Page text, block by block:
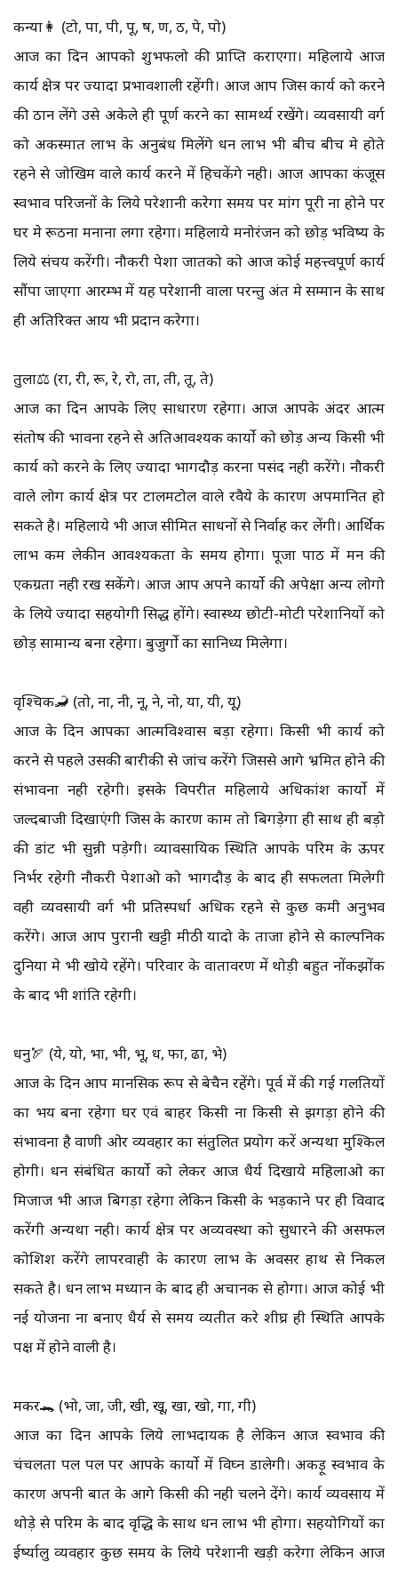
कन्या👩 (टो, पा, पी, पू, ष, ण, ठ, पे, पो)
आज का दिन आपको शुभफलो की प्राप्ति कराएगा। महिलाये आज
कार्य क्षेत्र पर ज्यादा प्रभावशाली रहेंगी। आज आप जिस कार्य को करने
की ठान लेंगे उसे अकेले ही पूर्ण करने का सामर्थ्य रखेंगे। व्यवसायी वर्ग
को अकस्मात लाभ के अनुबंध मिलेंगे धन लाभ भी बीच बीच मे होते
रहने से जोखिम वाले कार्य करने में हिचकेंगे नही। आज आपका कंजूस
स्वभाव परिजनों के लिये परेशानी करेगा समय पर मांग पूरी ना होने पर
घर मे रूठना मनाना लगा रहेगा। महिलाये मनोरंजन को छोड़ भविष्य के
लिये संचय करेंगी। नौकरी पेशा जातको को आज कोई महत्त्वपूर्ण कार्य
सौंपा जाएगा आरम्भ में यह परेशानी वाला परन्तु अंत मे सम्मान के साथ
ही अतिरिक्त आय भी प्रदान करेगा।
तुला⚖️ (रा, री, रू, रे, रो, ता, ती, तू, ते)
आज का दिन आपके लिए साधारण रहेगा। आज आपके अंदर आत्म
संतोष की भावना रहने से अतिआवश्यक कार्यो को छोड़ अन्य किसी भी
कार्य को करने के लिए ज्यादा भागदौड़ करना पसंद नही करेंगे। नौकरी
वाले लोग कार्य क्षेत्र पर टालमटोल वाले रवैये के कारण अपमानित हो
सकते है। महिलाये भी आज सीमित साधनों से निर्वाह कर लेंगी। आर्थिक
लाभ कम लेकीन आवश्यकता के समय होगा। पूजा पाठ में मन की
एकग्रता नही रख सकेंगे। आज आप अपने कार्यो की अपेक्षा अन्य लोगो
के लिये ज्यादा सहयोगी सिद्ध होंगे। स्वास्थ्य छोटी-मोटी परेशानियों को
छोड़ सामान्य बना रहेगा। बुजुर्गो का सानिध्य मिलेगा।
वृश्चिक🦂 (तो, ना, नी, नू, ने, नो, या, यी, यू)
आज के दिन आपका आत्मविश्वास बड़ा रहेगा। किसी भी कार्य को
करने से पहले उसकी बारीकी से जांच करेंगे जिससे आगे भ्रमित होने की
संभावना नही रहेगी। इसके विपरीत महिलाये अधिकांश कार्यो में
जल्दबाजी दिखाएंगी जिस के कारण काम तो बिगड़ेगा ही साथ ही बड़ो
की डांट भी सुन्नी पड़ेगी। व्यावसायिक स्थिति आपके परिश्रम के ऊपर
निर्भर रहेगी नौकरी पेशाओ को भागदौड़ के बाद ही सफलता मिलेगी
वही व्यवसायी वर्ग भी प्रतिस्पर्धा अधिक रहने से कुछ कमी अनुभव
करेंगे। आज आप पुरानी खट्टी मीठी यादो के ताजा होने से काल्पनिक
दुनिया मे भी खोये रहेंगे। परिवार के वातावरण में थोड़ी बहुत नोंकझोंक
के बाद भी शांति रहेगी।
धनु🏹 (ये, यो, भा, भी, भू, ध, फा, ढा, भे)
आज के दिन आप मानसिक रूप से बेचैन रहेंगे। पूर्व में की गई गलतियों
का भय बना रहेगा घर एवं बाहर किसी ना किसी से झगड़ा होने की
संभावना है वाणी ओर व्यवहार का संतुलित प्रयोग करें अन्यथा मुश्किल
होगी। धन संबंधित कार्यो को लेकर आज धैर्य दिखाये महिलाओ का
मिजाज भी आज बिगड़ा रहेगा लेकिन किसी के भड़काने पर ही विवाद
करेंगी अन्यथा नही। कार्य क्षेत्र पर अव्यवस्था को सुधारने की असफल
कोशिश करेंगे लापरवाही के कारण लाभ के अवसर हाथ से निकल
सकते है। धन लाभ मध्यान के बाद ही अचानक से होगा। आज कोई भी
नई योजना ना बनाए धैर्य से समय व्यतीत करे शीघ्र ही स्थिति आपके
पक्ष में होने वाली है।
मकर🐊 (भो, जा, जी, खी, खू, खा, खो, गा, गी)
आज का दिन आपके लिये लाभदायक है लेकिन आज स्वभाव की
चंचलता पल पल पर आपके कार्यो में विघ्न डालेगी। अकड़ू स्वभाव के
कारण अपनी बात के आगे किसी की नही चलने देंगे। कार्य व्यवसाय में
थोड़े से परिश्रम के बाद वृद्धि के साथ धन लाभ भी होगा। सहयोगियों का
ईर्ष्यालु व्यवहार कुछ समय के लिये परेशानी खड़ी करेगा लेकिन आज